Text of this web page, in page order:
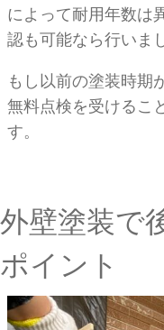
によって耐用年数は
認も可能なら行いま
もし以前の塗装時期
無料点検を受けるこ
す。
外壁塗装で
ポイント